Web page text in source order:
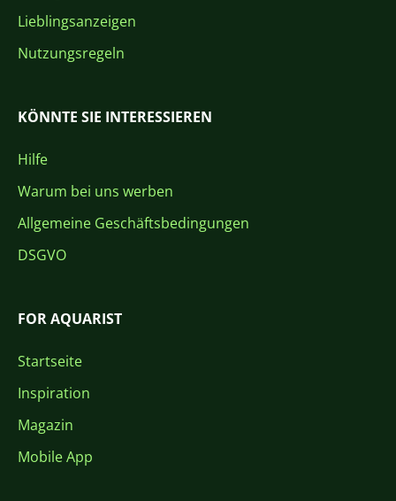
Lieblingsanzeigen
Nutzungsregeln
KÖNNTE SIE INTERESSIEREN
Hilfe
Warum bei uns werben
Allgemeine Geschäftsbedingungen
DSGVO
FOR AQUARIST
Startseite
Inspiration
Magazin
Mobile App